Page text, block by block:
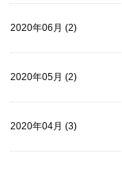
2020年06月 (2)
2020年05月 (2)
2020年04月 (3)